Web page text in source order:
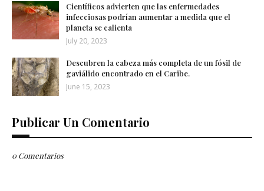
Científicos advierten que las enfermedades
infecciosas podrían aumentar a medida que el
planeta se calienta
July 20, 2023
Descubren la cabeza más completa de un fósil de
gaviálido encontrado en el Caribe.
June 15, 2023
Publicar Un Comentario
0 Comentarios